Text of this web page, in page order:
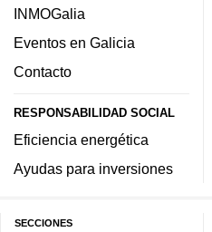
INMOGalia
Eventos en Galicia
Contacto
RESPONSABILIDAD SOCIAL
Eficiencia energética
Ayudas para inversiones
SECCIONES